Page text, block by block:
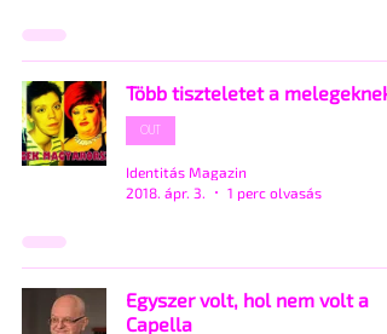
Több tiszteletet a melegeknek!
OUT
Identitás Magazin
2018. ápr. 3.
1 perc olvasás
Egyszer volt, hol nem volt a
Capella